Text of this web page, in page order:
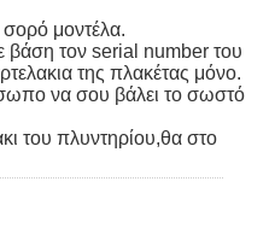
σορό μοντέλα.
βάση τον serial number του
της πλακέτας μόνο.
να σου βάλει το σωστό
του πλυντηρίου,θα στο